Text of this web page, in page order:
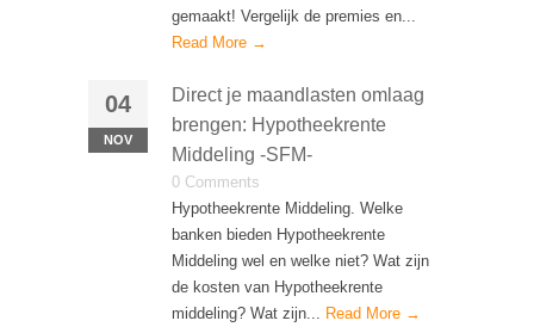
gemaakt! Vergelijk de premies en...
Read More →
04
NOV
Direct je maandlasten omlaag
brengen: Hypotheekrente
Middeling -SFM-
0 Comments
Hypotheekrente Middeling. Welke
banken bieden Hypotheekrente
Middeling wel en welke niet? Wat zijn
de kosten van Hypotheekrente
middeling? Wat zijn... Read More →